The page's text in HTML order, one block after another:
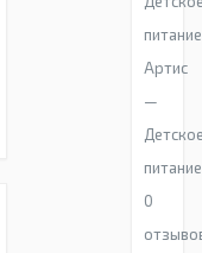
Артис
—
питание
0